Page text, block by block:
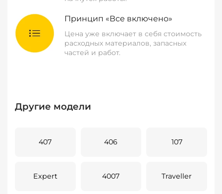
Принцип «Все включено»
Цена уже включает в себя стоимость
расходных материалов, запасных
частей и работ.
Другие модели
407 406 107
Expert 4007 Traveller